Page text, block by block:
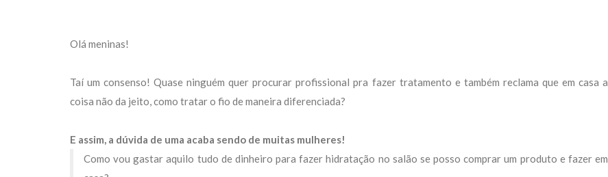
Olá meninas!
Taí um consenso! Quase ninguém quer procurar profissional pra fazer tratamento e também reclama que em casa a
coisa não da jeito, como tratar o fio de maneira diferenciada?
E assim, a dúvida de uma acaba sendo de muitas mulheres!
Como vou gastar aquilo tudo de dinheiro para fazer hidratação no salão se posso comprar um produto e fazer em